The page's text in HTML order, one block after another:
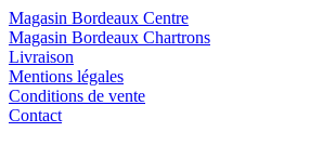
Magasin Bordeaux Centre
Magasin Bordeaux Chartrons
Livraison
Mentions légales
Conditions de vente
Contact